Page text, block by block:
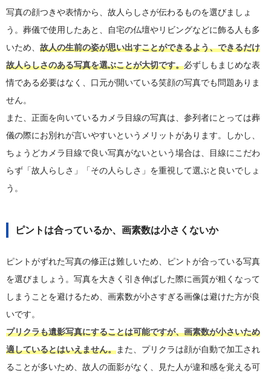
写真の顔つきや表情から、故人らしさが伝わるものを選びましょ
う。葬儀で使用したあと、自宅の仏壇やリビングなどに飾る人も多
いため、 故人の生前の姿が思い出すことができるよう、できるだけ
故人らしさのある写真を選ぶことが大切です。必ずしもまじめな表
情である必要はなく、口元が開いている笑顔の写真でも問題ありま
せん。
また、正面を向いているカメラ目線の写真は、参列者にとっては葬
儀の際にお別れが言いやすいというメリットがあります。しかし、
ちょうどカメラ目線で良い写真がないという場合は、目線にこだわ
らず「故人らしさ」「その人らしさ」を重視して選ぶと良いでしょ
う。
ピントは合っているか、画素数は小さくないか
ピントがずれた写真の修正は難しいため、ピントが合っている写真
を選びましょう。写真を大きく引き伸ばした際に画質が粗くなって
しまうことを避けるため、画素数が小さすぎる画像は避けた方が良
いです。
プリクラも遺影写真にすることは可能ですが、画素数が小さいため
適しているとはいえません。また、プリクラは顔が自動で加工され
ることが多いため、故人の面影がなく、見た人が違和感を覚える可